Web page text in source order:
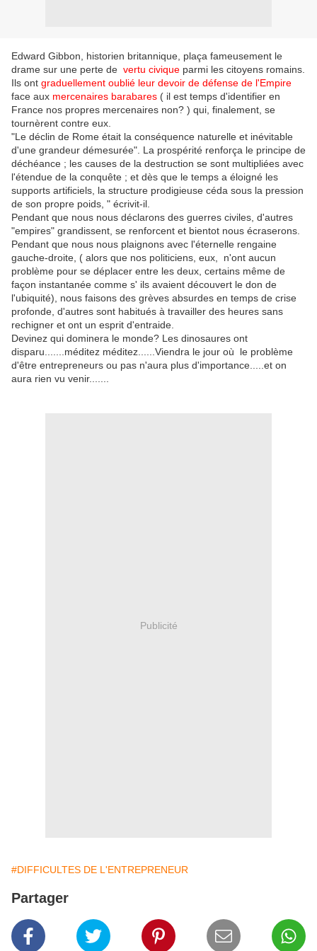
Edward Gibbon, historien britannique, plaça fameusement le
drame sur une perte de vertu civique parmi les citoyens romains.
Ils ont graduellement oublié leur devoir de défense de l'Empire
face aux mercenaires barabares ( il est temps d'identifier en
France nos propres mercenaires non? ) qui, finalement, se
tournèrent contre eux.
"Le déclin de Rome était la conséquence naturelle et inévitable
d'une grandeur démesurée". La prospérité renforça le principe de
déchéance ; les causes de la destruction se sont multipliées avec
l'étendue de la conquête ; et dès que le temps a éloigné les
supports artificiels, la structure prodigieuse céda sous la pression
de son propre poids, " écrivit-il.
Pendant que nous nous déclarons des guerres civiles, d'autres
"empires" grandissent, se renforcent et bientot nous écraserons.
Pendant que nous nous plaignons avec l'éternelle rengaine
gauche-droite, ( alors que nos politiciens, eux, n'ont aucun
problème pour se déplacer entre les deux, certains même de
façon instantanée comme s' ils avaient découvert le don de
l'ubiquité), nous faisons des grèves absurdes en temps de crise
profonde, d'autres sont habitués à travailler des heures sans
rechigner et ont un esprit d'entraide.
Devinez qui dominera le monde? Les dinosaures ont
disparu.......méditez méditez......Viendra le jour où le problème
d'être entrepreneurs ou pas n'aura plus d'importance.....et on
aura rien vu venir.......
Publicité
#DIFFICULTES DE L'ENTREPRENEUR
Partager